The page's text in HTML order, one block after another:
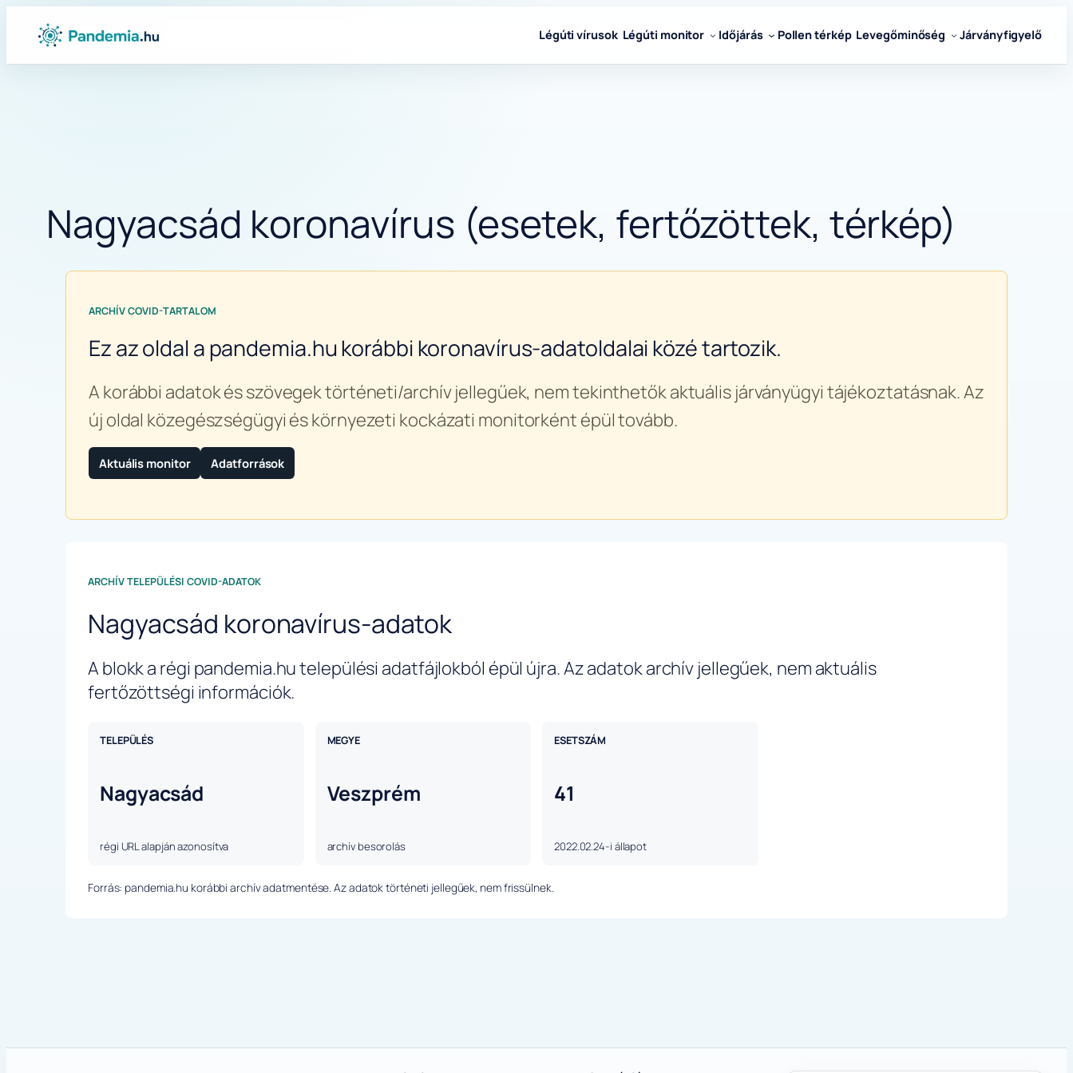
Ugrás
tartalomhoz
Légúti vírusok Légúti monitor Időjárás Pollen térkép Levegőminőség Járványfigyelő
Nagyacsád koronavírus (esetek, fertőzöttek, térkép)
ARCHÍV COVID-TARTALOM
Ez az oldal a pandemia.hu korábbi koronavírus-adatoldalai közé tartozik.
A korábbi adatok és szövegek történeti/archív jellegűek, nem tekinthetők aktuális járványügyi tájékoztatásnak. Az
új oldal közegészségügyi és környezeti kockázati monitorként épül tovább.
Aktuális monitor Adatforrások
ARCHÍV TELEPÜLÉSI COVID-ADATOK
Nagyacsád koronavírus-adatok
A blokk a régi pandemia.hu települési adatfájlokból épül újra. Az adatok archív jellegűek, nem aktuális
fertőzöttségi információk.
TELEPÜLÉS
Nagyacsád
régi URL alapján azonosítva
MEGYE
Veszprém
archív besorolás
ESETSZÁM
41
2022.02.24-i állapot
Forrás: pandemia.hu korábbi archív adatmentése. Az adatok történeti jellegűek, nem frissülnek.